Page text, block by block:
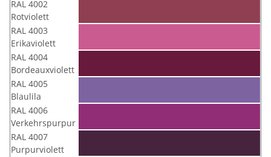
RAL 4002
Rotviolett
RAL 4003
Erikaviolett
RAL 4004
Bordeauxviolett
RAL 4005
Blaulila
RAL 4006
Verkehrspurpur
RAL 4007
Purpurviolett